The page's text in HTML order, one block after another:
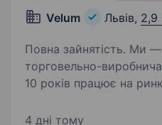
Velum Львів, 2,9
Повна зайнятість. Ми — «Велум»,
торговельно-
10 років працює на
Зараз наша команда
4 дні тому